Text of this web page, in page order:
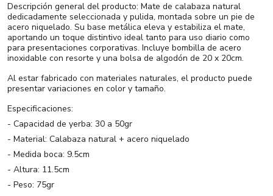
Descripción general del producto: Mate de calabaza natural
dedicadamente seleccionada y pulida, montada sobre un pie de
acero niquelado. Su base metálica eleva y estabiliza el mate,
aportando un toque distintivo ideal tanto para uso diario como
para presentaciones corporativas. Incluye bombilla de acero
inoxidable con resorte y una bolsa de algodón de 20 x 20cm.
Al estar fabricado con materiales naturales, el producto puede
presentar variaciones en color y tamaño.
Especificaciones:
- Capacidad de yerba: 30 a 50gr
- Material: Calabaza natural + acero niquelado
- Medida boca: 9.5cm
- Altura: 11.5cm
- Peso: 75gr